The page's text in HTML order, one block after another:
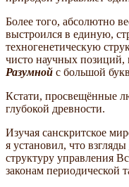
Более того, абсолютно
выстроился в единую,
техногенетическую
чисто научных позиций,
Разумной с большой
Кстати, просвещённые
глубокой древности.
Изучая санскритское
я установил, что
структуру управления
законам периодической